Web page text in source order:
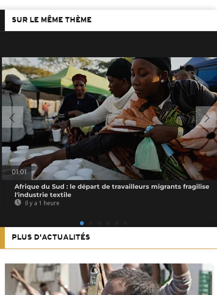
SUR LE MÊME THÈME
01:01
Afrique du Sud : le départ de travailleurs migrants fragilise
l'industrie textile
Il y a 1 heure
PLUS D'ACTUALITÉS